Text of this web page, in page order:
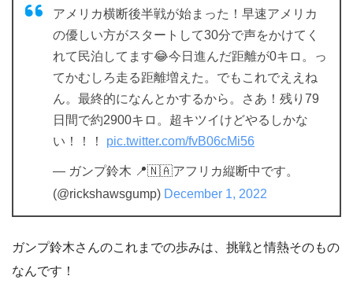
アメリカ横断後半戦が始まった！早速アメリカ
の優しい方がスタートして30分で声をかけてく
れて民泊してます😂今日進んだ距離が0キロ。っ
てかむしろ走る距離増えた。でもこれでええね
ん。最終的になんとかするから。さあ！残り79
日間で約2900キロ。超キツイけどやるしかな
い！！！ pic.twitter.com/fvB06cMi56
— ガンプ鈴木 📍🇳🇦アフリカ縦断中です。
(@rickshawsgump) December 1, 2022
ガンプ鈴木さんのこれまでの歩みは、挑戦と情熱そのもの
なんです！